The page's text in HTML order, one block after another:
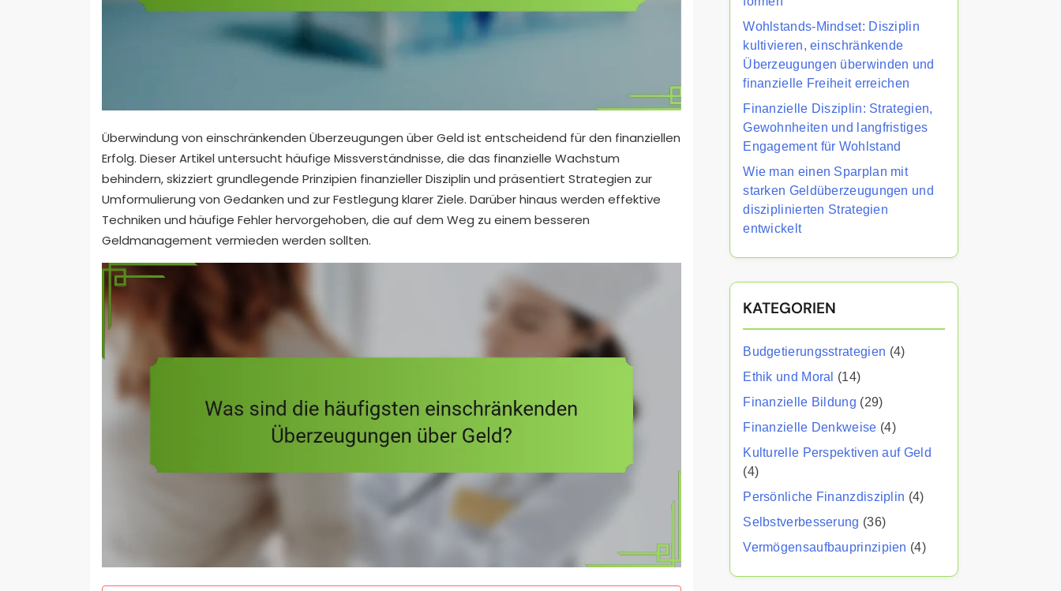
Überwindung von einschränkenden Überzeugungen über Geld ist entscheidend für den finanziellen
Erfolg. Dieser Artikel untersucht häufige Missverständnisse, die das finanzielle Wachstum
behindern, skizziert grundlegende Prinzipien finanzieller Disziplin und präsentiert Strategien zur
Umformulierung von Gedanken und zur Festlegung klarer Ziele. Darüber hinaus werden effektive
Techniken und häufige Fehler hervorgehoben, die auf dem Weg zu einem besseren
Geldmanagement vermieden werden sollten.
Wohlstands-Mindset: Disziplin
kultivieren, einschränkende
Überzeugungen überwinden und
finanzielle Freiheit erreichen
Finanzielle Disziplin: Strategien,
Gewohnheiten und langfristiges
Engagement für Wohlstand
Wie man einen Sparplan mit
starken Geldüberzeugungen und
disziplinierten Strategien
entwickelt
KATEGORIEN
Budgetierungsstrategien (4)
Ethik und Moral
(14)
Finanzielle Bildung (29)
Finanzielle Denkweise (4)
Kulturelle Perspektiven auf Geld
(4)
Persönliche Finanzdisziplin (4)
Selbstverbesserung (36)
Vermögensaufbauprinzipien (4)